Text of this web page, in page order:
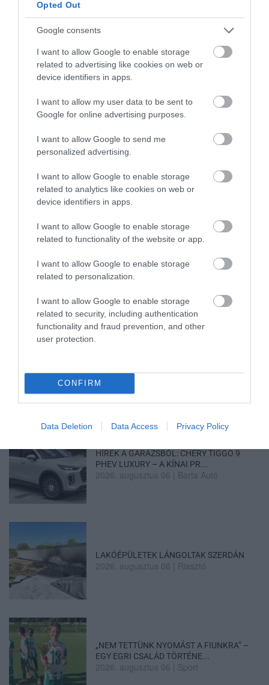
Opted Out
Google consents
I want to allow Google to enable storage
related to advertising like cookies on web or
device identifiers in apps.
I want to allow my user data to be sent to
Google for online advertising purposes.
I want to allow Google to send me
personalized advertising.
I want to allow Google to enable storage
related to analytics like cookies on web or
device identifiers in apps.
I want to allow Google to enable storage
related to functionality of the website or app.
I want to allow Google to enable storage
related to personalization.
I want to allow Google to enable storage
related to security, including authentication
functionality and fraud prevention, and other
user protection.
CONFIRM
Data Deletion Data Access Privacy Policy
MINDHÁROM ÜTEMBEN DOLGOZNAK A 25-
ÖS FŐÚTON EGERBEN
ÉS VÉDETT HALAKAT MENTETT...
2026. augusztus 07|Környék ügye
ZÁPOROK, ZIVATAROK KIALAKULHATNAK
2026. augusztus 07
2026. augusztus 06
HÍREK A GARÁZSBÓL: CHERY TIGGO 9
PHEV LUXURY – A KÍNAI PR...
2026. augusztus 06 Barta Autó
LAKÓÉPÜLETEK LÁNGOLTAK SZERDÁN
2026. augusztus 06 Riasztó
„NEM TETTÜNK NYOMÁST A FIUNKRA” –
EGY EGRI CSALÁD TÖRTÉNE...
2026. augusztus 06 Sport